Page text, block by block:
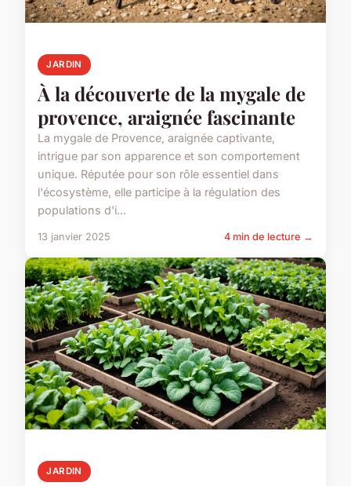
JARDIN
À la découverte de la mygale de
provence, araignée fascinante
La mygale de Provence, araignée captivante,
intrigue par son apparence et son comportement
unique. Réputée pour son rôle essentiel dans
l'écosystème, elle participe à la régulation des
populations d'i...
13 janvier 2025 4 min de lecture →
JARDIN